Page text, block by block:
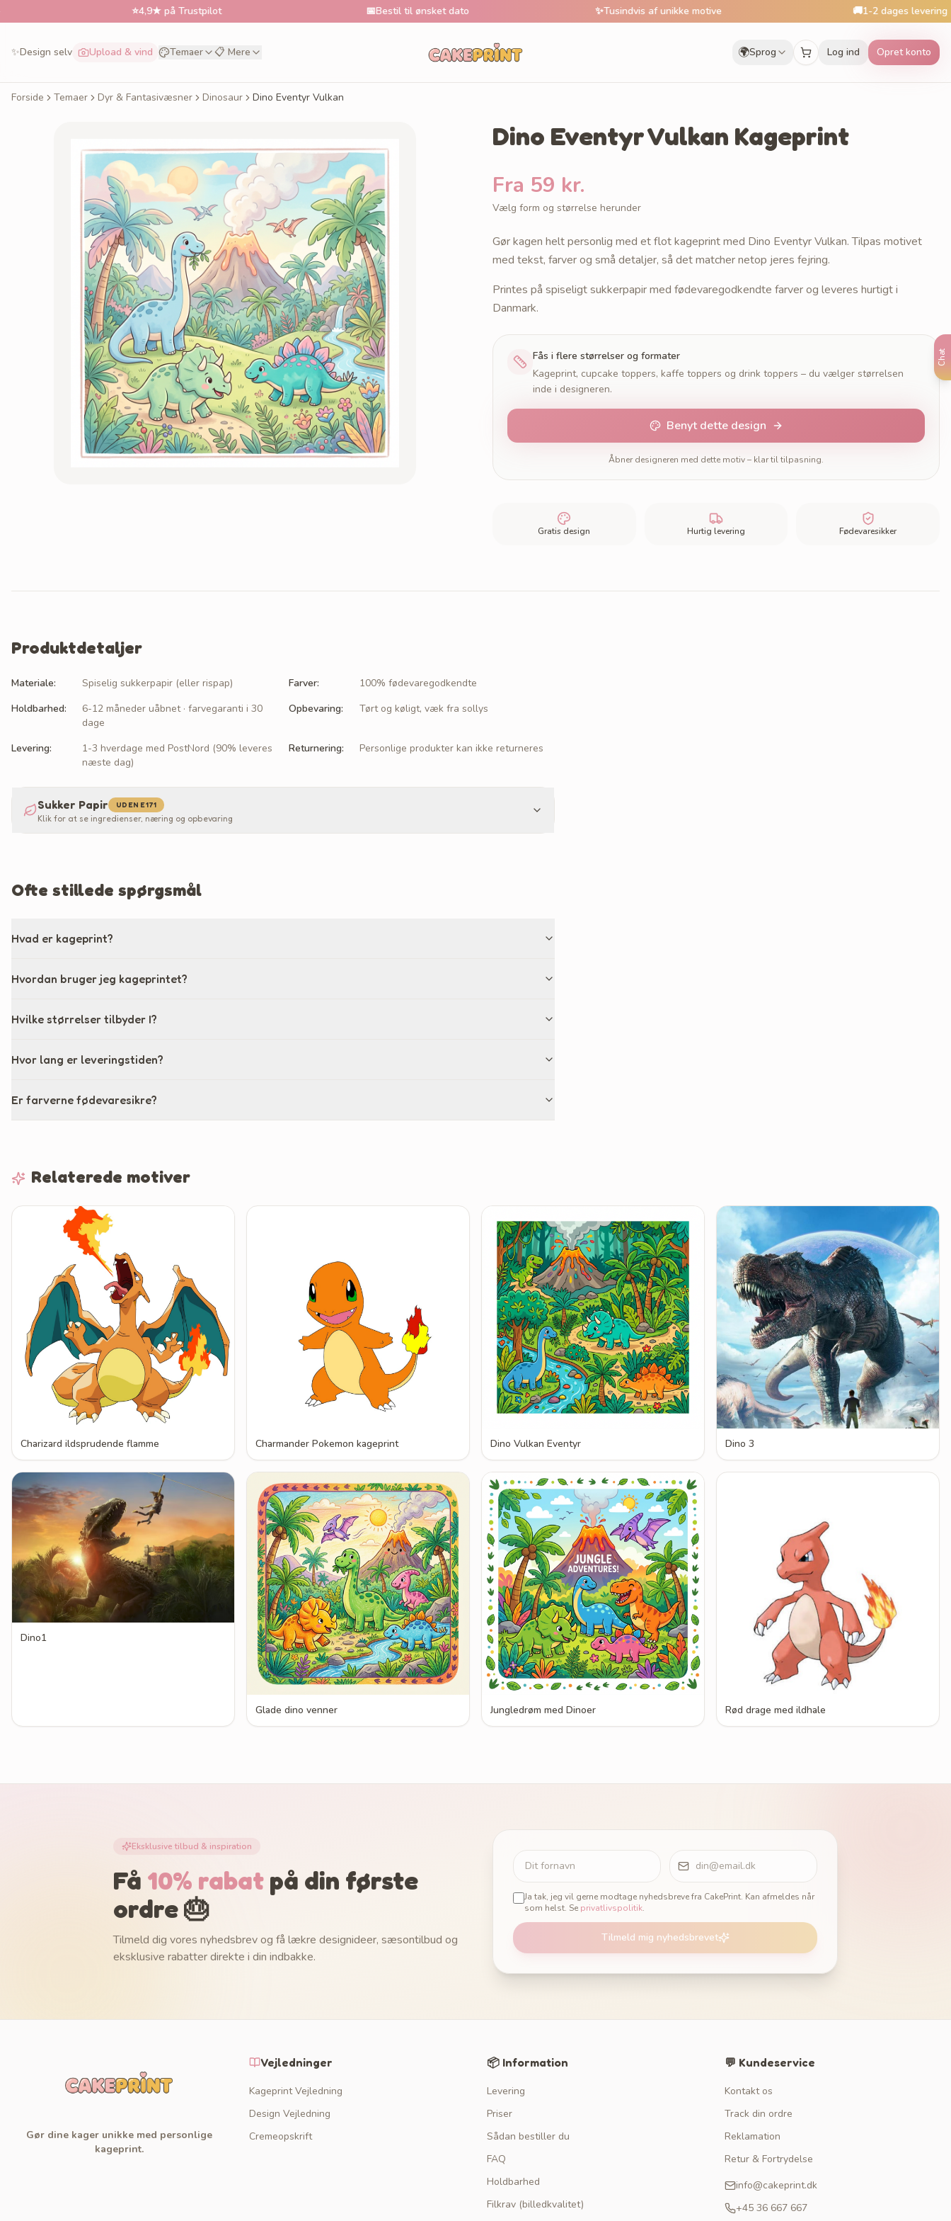
Chat
4,9★ på Trustpilot Bestil til ønsket dato Tusindvis af unikke motive 1-2 dages levering
✨Design selv Upload & vind Temaer 📋 Mere 🌍Sprog Log ind Opret konto
Forside Temaer Dyr & Fantasivæsner Dinosaur Dino Eventyr Vulkan
Dino Eventyr Vulkan Kageprint
Fra 59 kr.
Vælg form og størrelse herunder
Gør kagen helt personlig med et flot kageprint med Dino Eventyr Vulkan. Tilpas motivet
med tekst, farver og små detaljer, så det matcher netop jeres fejring.
Printes på spiseligt sukkerpapir med fødevaregodkendte farver og leveres hurtigt i
Danmark.
Fås i flere størrelser og formater
Kageprint, cupcake toppers, kaffe toppers og drink toppers – du vælger størrelsen
inde i designeren.
Benyt dette design
Åbner designeren med dette motiv – klar til tilpasning.
Gratis design Hurtig levering Fødevaresikker
Produktdetaljer
Materiale: Spiselig sukkerpapir (eller rispap) Farver:
100% fødevaregodkendte
Holdbarhed:
6-12 måneder uåbnet · farvegaranti i 30
dage
Opbevaring: Tørt og køligt, væk fra sollys
Levering:
1-3 hverdage med PostNord (90% leveres
næste dag)
Returnering: Personlige produkter kan ikke returneres
Sukker Papir UDEN E171
Klik for at se ingredienser, næring og opbevaring
Ofte stillede spørgsmål
Hvad er kageprint?
Hvordan bruger jeg kageprintet?
Hvilke størrelser tilbyder I?
Hvor lang er leveringstiden?
Er farverne fødevaresikre?
Relaterede motiver
Charizard ildsprudende flamme Charmander Pokemon kageprint Dino Vulkan Eventyr Dino 3
Dino1
Glade dino venner Jungledrøm med Dinoer Rød drage med ildhale
Eksklusive tilbud & inspiration
Få 10% rabat på din første
ordre 🎂
Tilmeld dig vores nyhedsbrev og få lækre designideer, sæsontilbud og
eksklusive rabatter direkte i din indbakke.
Ja tak, jeg vil gerne modtage nyhedsbreve fra CakePrint. Kan afmeldes når
som helst. Se privatlivspolitik.
Tilmeld mig nyhedsbrevet
Gør dine kager unikke med personlige
kageprint.
Vejledninger
Kageprint Vejledning
Design Vejledning
Cremeopskrift
📦 Information
Levering
Priser
Sådan bestiller du
FAQ
Holdbarhed
Filkrav (billedkvalitet)
💬 Kundeservice
Kontakt os
Track din ordre
Reklamation
Retur & Fortrydelse
info@cakeprint.dk
+45 36 667 667